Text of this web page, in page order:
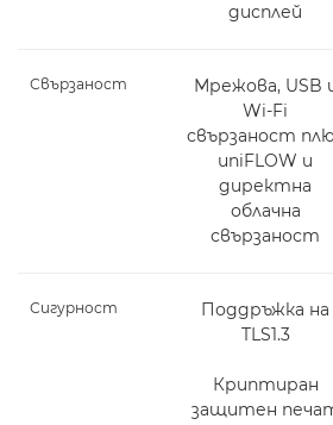
дисплей
Свързаност
Мрежова, USB
Wi-Fi
свързаност
uniFLOW и
директна
облачна
свързаност
Сигурност
Поддръжка на
TLS1.3
Криптиран
защитен